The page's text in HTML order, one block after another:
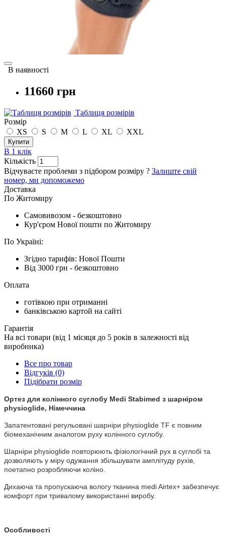
В наявності
11660 грн
Таблиця розмірів
Розмір
XS
S M L XL XXL
Купити
В 1 клік
Кількість
Відчуваєте проблеми з підбором розміру ? Залиште свій
номер, ми допоможемо
Доставка
По Житомиру
Cамовивозом - безкоштовно
Кур'єром Нової пошти по Житомиру
По Україні:
Згідно тарифів: Нової Пошти
Від 3000 грн - безкоштовно
Оплата
готівкою при отриманні
банківською картой на сайті
Гарантія
На всі товари (від 1 місяця до 5 років в залежності від
виробника)
Все про товар
Відгуків (0)
Підібрати розмір
Ортез для колінного суглобу Medi Stabimed з шарніром
physioglide, Німеччина
Запатентовані регульовані шарніри physioglide TF є повним
біомеханічним аналогом руху колінного суглобу.
Шарніри physioglide повторюють фізіологічний рух в суглобі та
дозволяють у міру одужання збільшувати амплітуду рухів,
поетапно розробляючи коліно.
Дихаюча та пропускаюча вологу тканина medi Airtex+ забезпечує
комфорт при тривалому використанні виробу.
Особливості